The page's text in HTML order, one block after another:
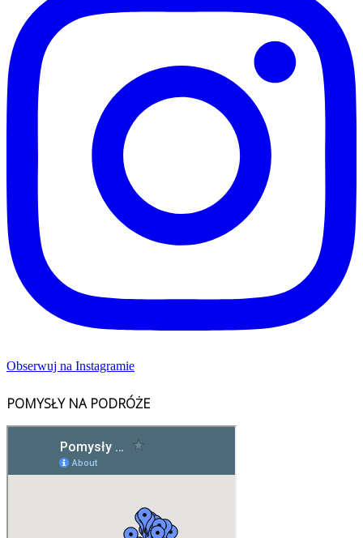
Obserwuj na Instagramie
POMYSŁY NA PODRÓŻE